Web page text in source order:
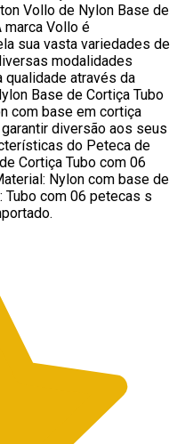
Vollo de Nylon Base de
marca Vollo é
sua vasta variedades de
modalidades
através da
Base de Cortiça Tubo
com base em cortiça
diversão aos seus
do Peteca de
Cortiça Tubo com 06
Nylon com base de
Tubo com 06 petecas s